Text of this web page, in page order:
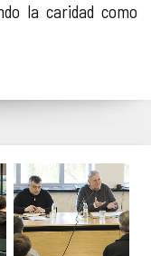
la caridad como